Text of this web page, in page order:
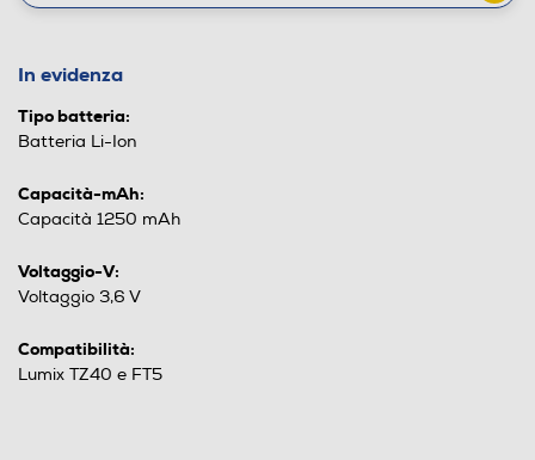
In evidenza
Tipo batteria:
Batteria Li-Ion
Capacità-mAh:
Capacità 1250 mAh
Voltaggio-V:
Voltaggio 3,6 V
Compatibilità:
Lumix TZ40 e FT5